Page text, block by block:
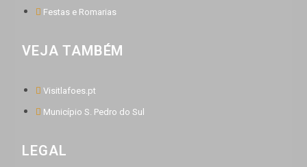
Festas e Romarias
VEJA TAMBÉM
Visitlafoes.pt
Município S. Pedro do Sul
LEGAL